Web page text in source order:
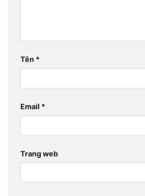
Tên *
Email *
Trang web